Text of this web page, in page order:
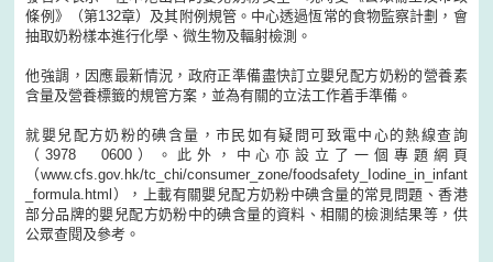
條例》（第132章）及其附例規管。中心透過恆常的食物監察計劃，會
抽取奶粉樣本進行化學、微生物及輻射檢測。
他強調，因應最新情況，政府正準備盡快訂立嬰兒配方奶粉的營養素
含量及營養標籤的規管方案，並為有關的立法工作着手準備。
就嬰兒配方奶粉的碘含量，市民如有疑問可致電中心的熱線查詢
（3978 0600）。此外，中心亦設立了一個專題網頁
（www.cfs.gov.hk/tc_chi/consumer_zone/foodsafety_Iodine_in_infant
_formula.html），上載有關嬰兒配方奶粉中碘含量的常見問題、香港
部分品牌的嬰兒配方奶粉中的碘含量的資料、相關的檢測結果等，供
公眾查閱及參考。